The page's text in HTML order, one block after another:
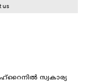
us
സ്വകാര്യ